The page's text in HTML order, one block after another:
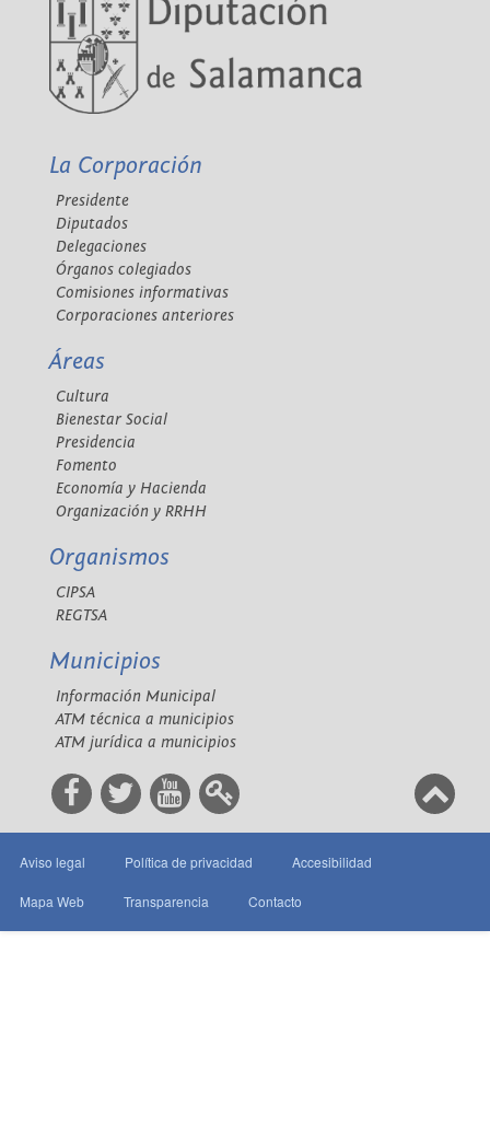
La Corporación
Presidente
Diputados
Delegaciones
Órganos colegiados
Comisiones informativas
Corporaciones anteriores
Áreas
Cultura
Bienestar Social
Presidencia
Fomento
Economía y Hacienda
Organización y RRHH
Organismos
CIPSA
REGTSA
Municipios
Información Municipal
ATM técnica a municipios
ATM jurídica a municipios
Aviso legal Política de privacidad Accesibilidad
Mapa Web Transparencia Contacto